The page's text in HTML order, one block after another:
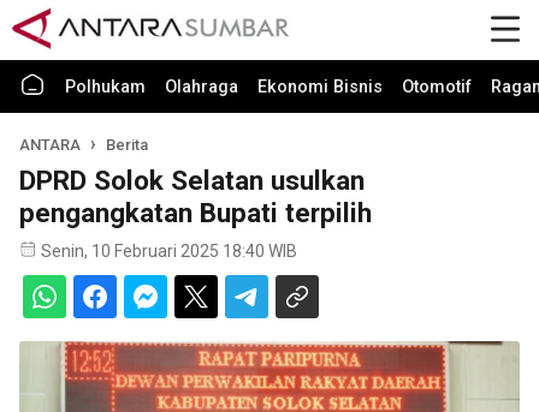
Polhukam Olahraga Ekonomi Bisnis Otomotif
ANTARA Berita
DPRD Solok Selatan usulkan
pengangkatan Bupati terpilih
Senin, 10 Februari 2025 18:40 WIB